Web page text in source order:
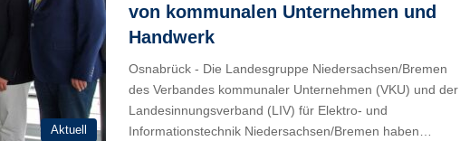
Aktuell
von kommunalen Unternehmen und
Handwerk
Osnabrück - Die Landesgruppe Niedersachsen/Bremen
des Verbandes kommunaler Unternehmen (VKU) und der
Landesinnungsverband (LIV) für Elektro- und
Informationstechnik Niedersachsen/Bremen haben…